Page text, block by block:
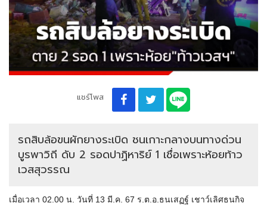
แชร์โพส
รถสิบล้อขนผักยางระเบิด ชนเกาะกลางบนทางด่วน
บูรพาวิถี ดับ 2 รอดปาฏิหาริย์ 1 เชื่อเพราะห้อยท้าว
เวสสุวรรณ
เมื่อเวลา 02.00 น. วันที่ 13 มี.ค. 67 ร.ต.อ.ธนเสฏฐ์ เชาว์เลิศธนกิจ